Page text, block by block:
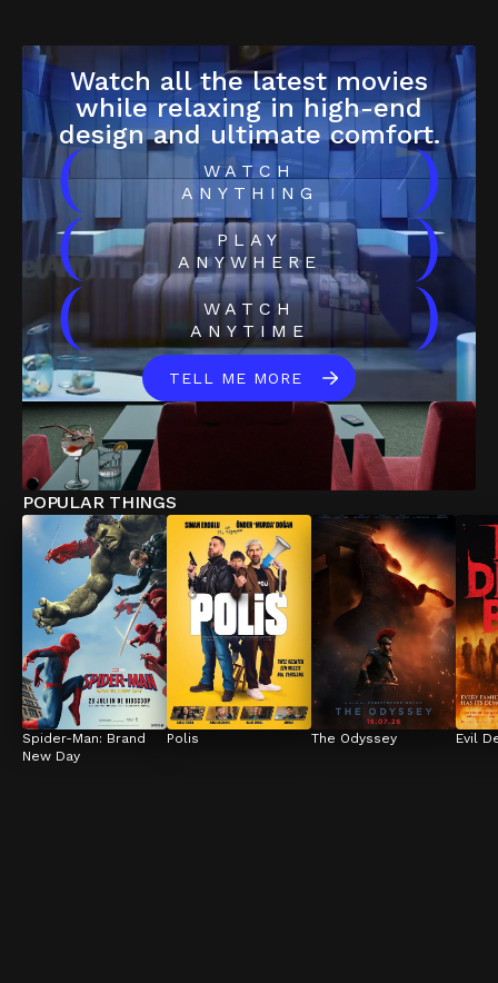
Watch all the latest movies
while relaxing in high-end
design and ultimate comfort.
(
WATCH
ANYTHING
)
(
PLAY
ANYWHERE
)
(
WATCH
ANYTIME
)
TELL ME MORE
POPULAR THINGS
Spider-Man: Brand
New Day
Polis The Odyssey Evil